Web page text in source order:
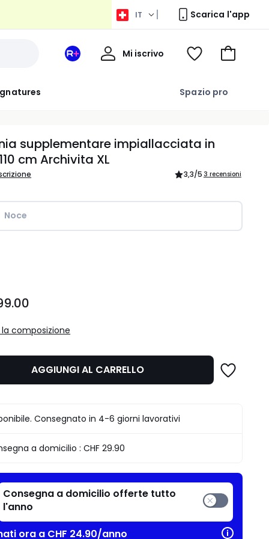
IT Scarica l'app
Spazio pro
Il
Mi iscrivo
Voir
Vai
supplementare impiallacciata in
cm Archivita XL
3,3/5 3 recensioni
Noce
composizione
AGGIUNGI AL CARRELLO
Consegnato in 4-6 giorni lavorativi
a domicilio :CHF 29.90
Consegna a domicilio offerte tutto
l'anno
ora a CHF 24.90/anno